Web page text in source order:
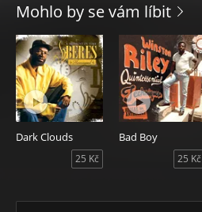
Mohlo by se vám líbit
Dark Clouds
25 Kč
Bad Boy
25 Kč